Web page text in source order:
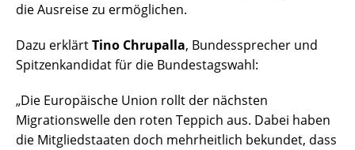
die Ausreise zu ermöglichen.
Dazu erklärtTino Chrupalla, Bundessprecher und
Spitzenkandidat für die Bundestagswahl:
„Die Europäische Union rollt der nächsten
Migrationswelle den roten Teppich aus. Dabei haben
die Mitgliedstaaten doch mehrheitlich bekundet, dass